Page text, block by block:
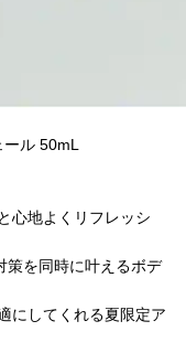
ル 50mL
心地よくリフレッシ
策を同時に叶えるボデ
にしてくれる夏限定ア